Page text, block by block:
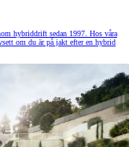
hybriddrift sedan 1997. Hos våra
om du är på jakt efter en hybrid